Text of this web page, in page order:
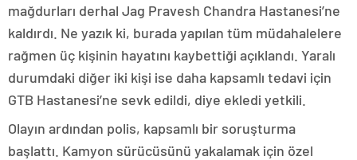
mağdurları derhal Jag Pravesh Chandra Hastanesi’ne
kaldırdı. Ne yazık ki, burada yapılan tüm müdahalelere
rağmen üç kişinin hayatını kaybettiği açıklandı. Yaralı
durumdaki diğer iki kişi ise daha kapsamlı tedavi için
GTB Hastanesi’ne sevk edildi, diye ekledi yetkili.
Olayın ardından polis, kapsamlı bir soruşturma
başlattı. Kamyon sürücüsünü yakalamak için özel